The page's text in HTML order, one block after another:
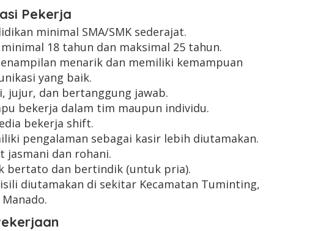
Pekerja
minimal SMA/SMK sederajat.
minimal 18 tahun dan maksimal 25 tahun.
menarik dan memiliki kemampuan
yang baik.
jujur, dan bertanggung jawab.
bekerja dalam tim maupun individu.
bekerja shift.
pengalaman sebagai kasir lebih diutamakan.
jasmani dan rohani.
bertato dan bertindik (untuk pria).
diutamakan di sekitar Kecamatan Tuminting,